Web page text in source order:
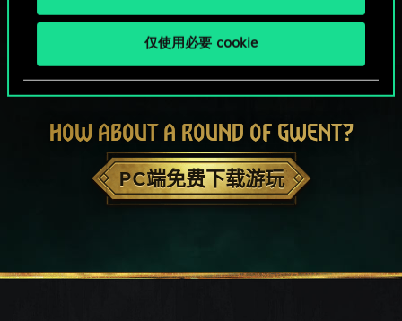
仅使用必要 cookie
HOW ABOUT A ROUND OF GWENT?
PC端免费下载游玩